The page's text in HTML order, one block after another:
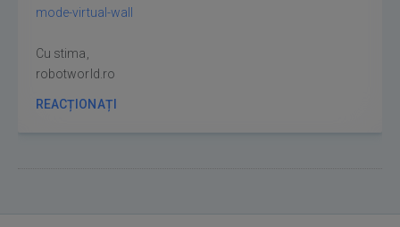
mode-virtual-wall
Cu stima,
robotworld.ro
REACȚIONAȚI